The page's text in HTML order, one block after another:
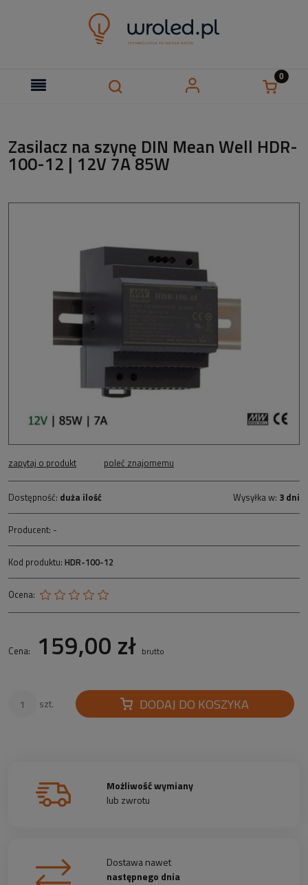
Zasilacz na szynę DIN Mean Well HDR-
100-12 | 12V 7A 85W
zapytaj o produkt poleć znajomemu
Dostępność: duża ilość Wysyłka w: 3 dni
Producent: -
Kod produktu: HDR-100-12
Ocena:
Cena: 159,00 zł brutto
szt. DODAJ DO KOSZYKA
Możliwość wymiany
lub zwrotu
Dostawa nawet
następnego dnia